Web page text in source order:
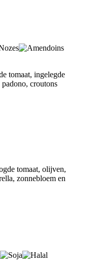
tomaat, ingelegde
croutons
tomaat, olijven,
zonnebloem en